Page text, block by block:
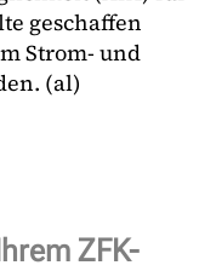
geschaffen
Strom- und
(al)
ZFK-